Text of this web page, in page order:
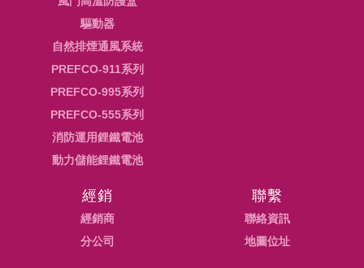
驅動器
自然排煙通風系統
PREFCO-911系列
PREFCO-995系列
PREFCO-555系列
消防運用鋰鐵電池
動力儲能鋰鐵電池
經銷
經銷商
分公司
聯繫
聯絡資訊
地圖位址